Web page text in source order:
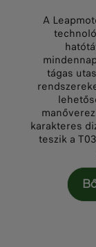
A
tágas
karakteres
teszik a